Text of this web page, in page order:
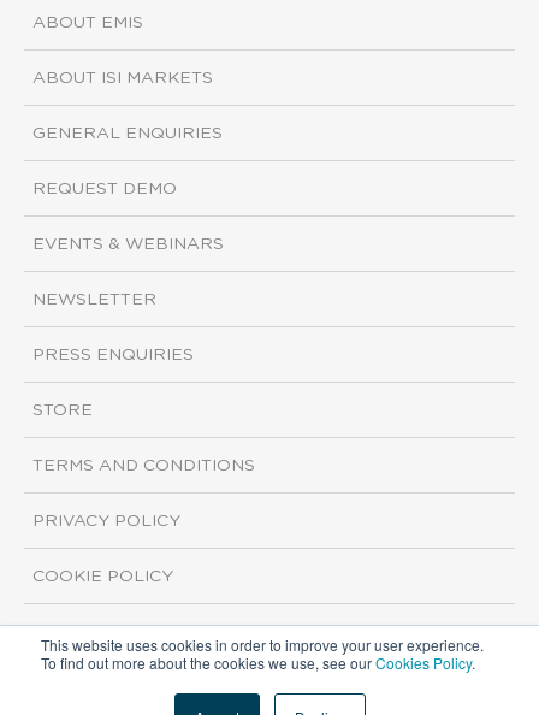
This website uses cookies in order to improve your user experience.
To find out more about the cookies we use, see ourCookies Policy.
ABOUT EMIS
ABOUT ISI MARKETS
GENERAL ENQUIRIES
REQUEST DEMO
EVENTS & WEBINARS
NEWSLETTER
PRESS ENQUIRIES
STORE
TERMS AND CONDITIONS
PRIVACY POLICY
COOKIE POLICY
Copyright ©2026 ISI Markets. All rights reserved.